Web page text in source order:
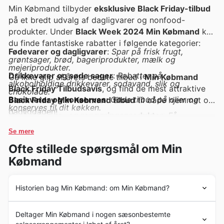
Min Købmand tilbyder eksklusive Black Friday-tilbud
på et bredt udvalg af dagligvarer og nonfood-
produkter. Under Black Week 2024 Min Købmand kan
du finde fantastiske rabatter i følgende kategorier:
Fødevarer og dagligvarer: Spar på frisk frugt,
grøntsager, brød, bageriprodukter, mælk og
mejeriprodukter.
Drikkevarer og søde sager:Rabatter på
alkoholholdige drikkevarer, sodavand, slik og
chokolade.
Basisvarer og konserves:Gode tilbud på olier og
konserves til dit køkken.
Husholdnings- og rengøringsprodukter
Få
personlig hygiejne.
kvalitetsfoder til dine kæledyr.
Gå ikke glip af årets bedste tilbud iMin Købmand
Black Friday Tilbudsavis, og find de mest attraktive
Black Friday Min Købmand tilbudtil både hjemmet og
dagligdagen!
Se mere
Ofte stillede spørgsmål om Min
Købmand
Historien bag Min Købmand: om Min Købmand?
virksomhedens grundlæggelse og Dagrofa-koncernens
Deltager Min Købmand i nogen sæsonbestemte